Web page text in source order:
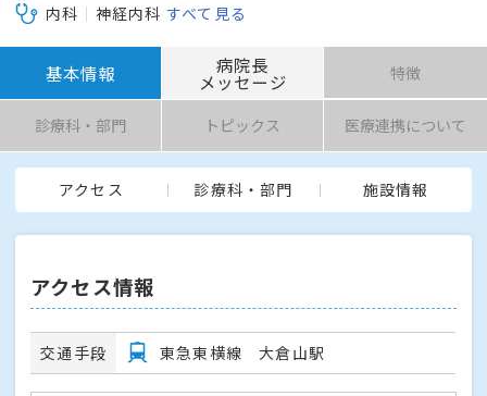
内科
神経内科 すべて見る
基本情報 病院長
メッセージ 特徴
診療科・部門 トピックス 医療連携について
アクセス 診療科・部門 施設情報
アクセス情報
交通手段 東急東横線 大倉山駅